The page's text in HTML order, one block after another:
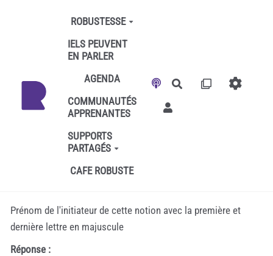
Aller au contenu principal
ROBUSTESSE
IELS PEUVENT
EN PARLER
AGENDA
COMMUNAUTÉS
APPRENANTES
SUPPORTS
PARTAGÉS
CAFE ROBUSTE
Rechercher
Prénom de l'initiateur de cette notion avec la première et
dernière lettre en majuscule
Réponse :